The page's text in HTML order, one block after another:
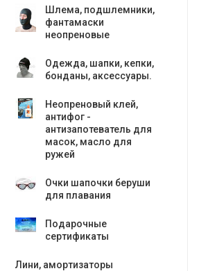
Шлема, подшлемники,
фантамаски
неопреновые
Одежда, шапки, кепки,
бонданы, аксесcуары.
Неопреновый клей,
антифог -
антизапотеватель для
масок, масло для
ружей
Очки шапочки беруши
для плавания
Подарочные
сертификаты
Лини, амортизаторы